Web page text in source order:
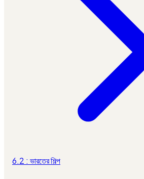
6.2 : ভারতের শিল্প